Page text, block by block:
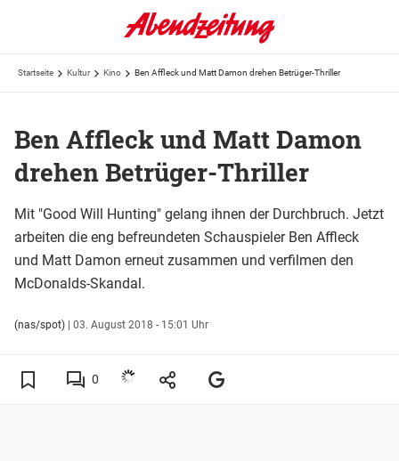
Startseite Kultur Kino Ben Affleck und Matt Damon drehen Betrüger-Thriller
Ben Affleck und Matt Damon
drehen Betrüger-Thriller
Mit "Good Will Hunting" gelang ihnen der Durchbruch. Jetzt
arbeiten die eng befreundeten Schauspieler Ben Affleck
und Matt Damon erneut zusammen und verfilmen den
McDonalds-Skandal.
(nas/spot) | 03. August 2018 - 15:01 Uhr
0